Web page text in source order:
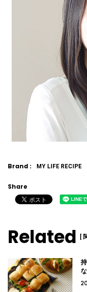
Brand : MY LIFE RECIPE
Share
Related [